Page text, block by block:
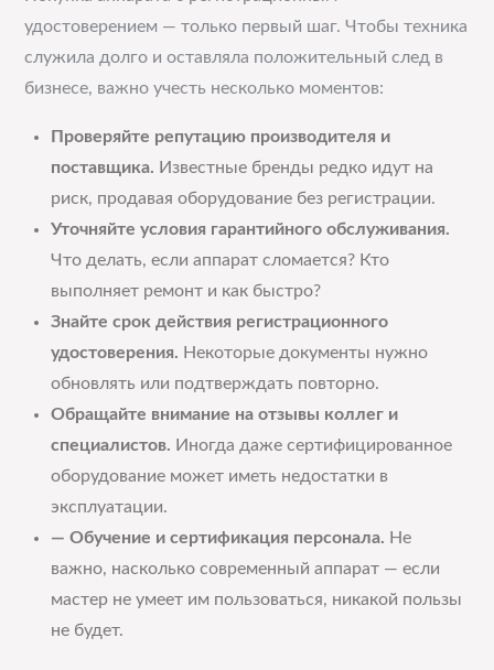
удостоверением — только первый шаг. Чтобы техника
служила долго и оставляла положительный след в
бизнесе, важно учесть несколько моментов:
Проверяйте репутацию производителя и
поставщика. Известные бренды редко идут на
риск, продавая оборудование без регистрации.
Уточняйте условия гарантийного обслуживания.
Что делать, если аппарат сломается? Кто
выполняет ремонт и как быстро?
Знайте срок действия регистрационного
удостоверения. Некоторые документы нужно
обновлять или подтверждать повторно.
Обращайте внимание на отзывы коллег и
специалистов. Иногда даже сертифицированное
оборудование может иметь недостатки в
эксплуатации.
— Обучение и сертификация персонала. Не
важно, насколько современный аппарат — если
мастер не умеет им пользоваться, никакой пользы
не будет.